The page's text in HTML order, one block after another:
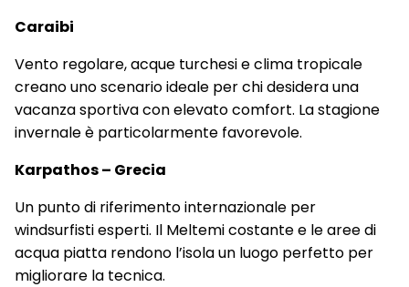
Caraibi
Vento regolare, acque turchesi e clima tropicale
creano uno scenario ideale per chi desidera una
vacanza sportiva con elevato comfort. La stagione
invernale è particolarmente favorevole.
Karpathos – Grecia
Un punto di riferimento internazionale per
windsurfisti esperti. Il Meltemi costante e le aree di
acqua piatta rendono l’isola un luogo perfetto per
migliorare la tecnica.